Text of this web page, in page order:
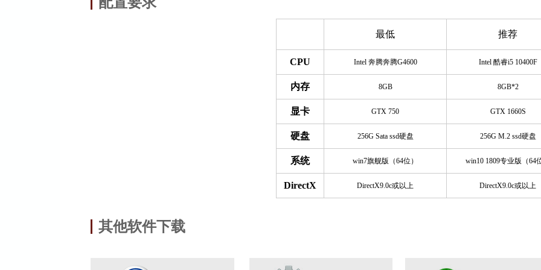
最低 推荐
CPU Intel 奔腾奔腾G4600 Intel 酷睿i5 10400F
内存 8GB 8GB*2
显卡 GTX 750 GTX 1660S
硬盘 256G Sata ssd硬盘 256G M.2 ssd硬盘
系统 win7旗舰版（64位） win10 1809专业版（64
DirectX DirectX9.0c或以上 DirectX9.0c或以上
其他软件下载